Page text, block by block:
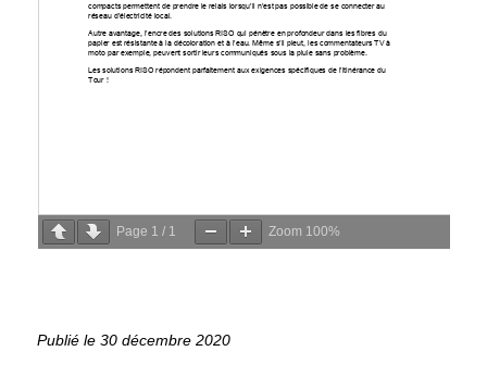
Page 1 / 1 Zoom 100%
30 décembre 2020